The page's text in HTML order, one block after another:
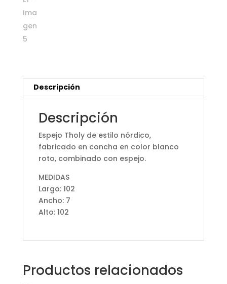
Descripción
Descripción
Espejo Tholy de estilo nórdico,
fabricado en concha en color blanco
roto, combinado con espejo.
MEDIDAS
Largo: 102
Ancho: 7
Alto: 102
Productos relacionados